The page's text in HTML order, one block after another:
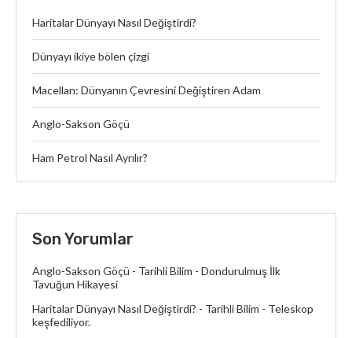
Haritalar Dünyayı Nasıl Değiştirdi?
Dünyayı ikiye bölen çizgi
Macellan: Dünyanın Çevresini Değiştiren Adam
Anglo-Sakson Göçü
Ham Petrol Nasıl Ayrılır?
Son Yorumlar
Anglo-Sakson Göçü - Tarihli Bilim - Dondurulmuş İlk
Tavuğun Hikayesi
Haritalar Dünyayı Nasıl Değiştirdi? - Tarihli Bilim - Teleskop
keşfediliyor.